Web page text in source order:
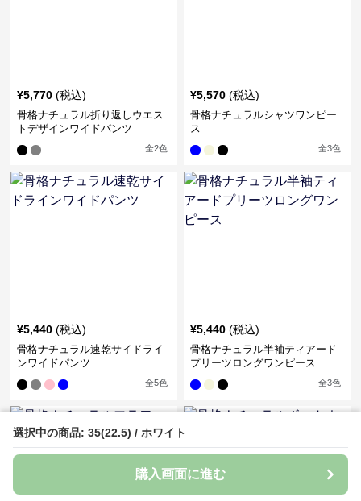
選択中の商品: 35(22.5) / ホワイト
購入画面に進む
¥5,770 (税込)
骨格ナチュラル折り返しウエス
トデザインワイドパンツ
全2色
¥5,570 (税込)
骨格ナチュラルシャツワンピー
ス
全3色
¥5,440 (税込)
骨格ナチュラル速乾サイドライ
ンワイドパンツ
全5色
¥5,440 (税込)
骨格ナチュラル半袖ティアード
プリーツロングワンピース
全3色